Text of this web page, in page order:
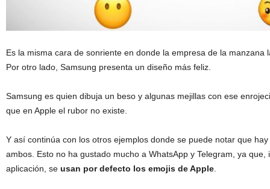
Es la misma cara de sonriente en donde la empresa de la manzana
Por otro lado, Samsung presenta un diseño más feliz.
Samsung es quien dibuja un beso y algunas mejillas con ese
que en Apple el rubor no existe.
Y así continúa con los otros ejemplos donde se puede notar que
ambos. Esto no ha gustado mucho a WhatsApp y Telegram, ya
aplicación, se usan por defecto los emojis de Apple